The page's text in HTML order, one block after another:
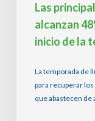
Las
alcanzan
inicio de la
La temporada de
para recuperar
que abastecen de